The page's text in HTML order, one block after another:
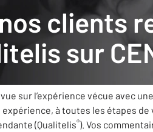
sur
21 Martinot Immobilier
21 Martinot Immobilier
sur l’expérience vécue avec
à toutes les étapes
(Qualitelis®). Vos